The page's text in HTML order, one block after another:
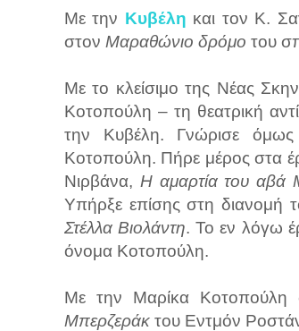
Με την Κυβέλη και τον Κ.
στον Μαραθώνιο δρόμο του
Με το κλείσιμο της Νέας
Κοτοπούλη – τη θεατρική
την Κυβέλη. Γνώρισε
Κοτοπούλη. Πήρε μέρος στα
Νιρβάνα, Η αμαρτία του αβά
Υπήρξε επίσης στη διανομή
Στέλλα Βιολάντη. Το εν λόγω
όνομα Κοτοπούλη.
Με την Μαρίκα Κοτοπούλη
Μπερζεράκ του Εντμόν